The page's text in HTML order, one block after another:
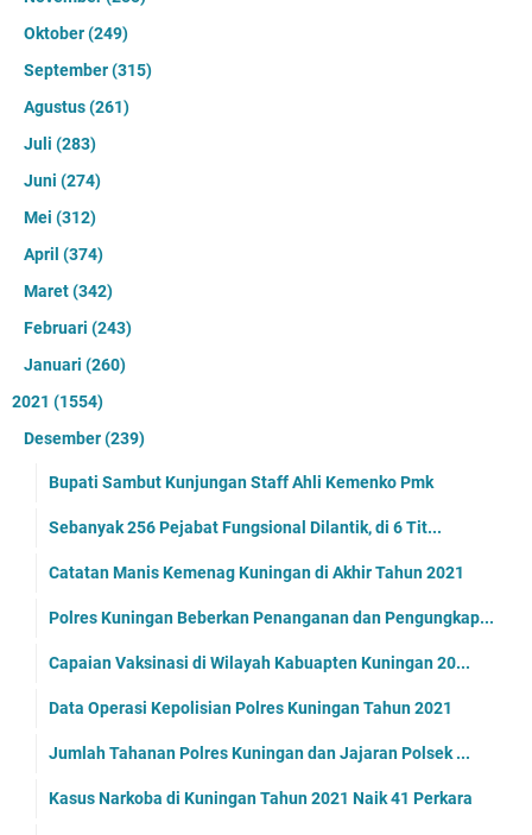
Oktober(249)
September(315)
Agustus(261)
Juli (283)
Juni (274)
Mei (312)
April (374)
Maret(342)
Februari (243)
Januari (260)
2021 (1554)
Desember(239)
Bupati Sambut Kunjungan Staff Ahli Kemenko Pmk
Sebanyak 256 Pejabat Fungsional Dilantik, di 6 Tit...
Catatan Manis Kemenag Kuningan di Akhir Tahun 2021
Polres Kuningan Beberkan Penanganan dan Pengungkap...
Capaian Vaksinasi di Wilayah Kabuapten Kuningan 20...
Data Operasi Kepolisian Polres Kuningan Tahun 2021
Jumlah Tahanan Polres Kuningan dan Jajaran Polsek ...
Kasus Narkoba di Kuningan Tahun 2021 Naik 41 Perkara